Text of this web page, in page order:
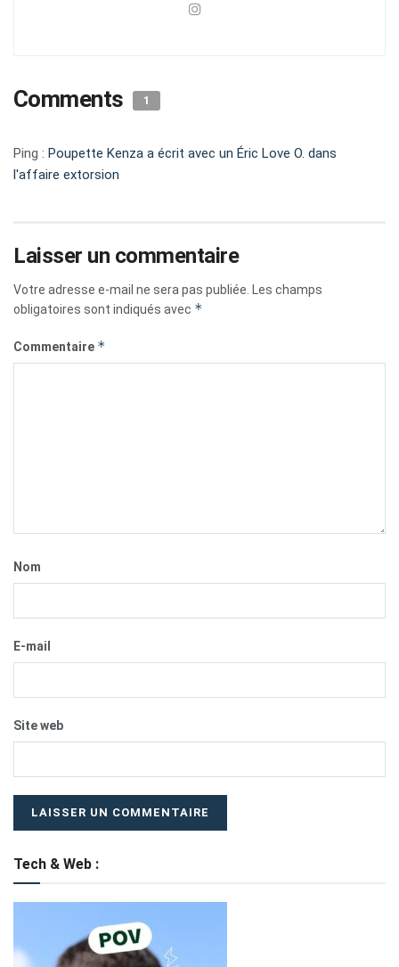
Comments 1
Ping : Poupette Kenza a écrit avec un Éric Love O. dans
l'affaire extorsion
Laisser un commentaire
Votre adresse e-mail ne sera pas publiée.
Les champs
obligatoires sont indiqués avec *
Commentaire *
Nom
E-mail
Site web
Tech & Web :